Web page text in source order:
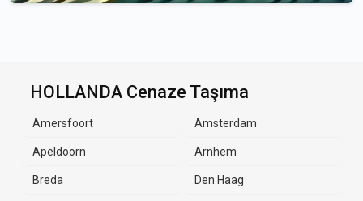
HOLLANDA Cenaze Taşıma
Amersfoort Amsterdam
Apeldoorn Arnhem
Breda Den Haag